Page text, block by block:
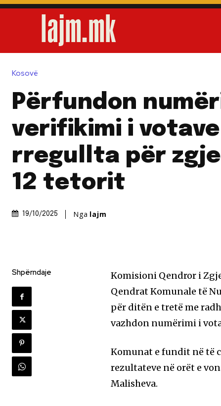
Kosovë
Përfundon
verifikimi i
rregullta për
12 tetorit
19/10/2025 Nga lajm
Shpërndaje
Komisioni Qendror i
Qendrat Komunale të
për ditën e tretë me
vazhdon numërimi i
Komunat e fundit në të
rezultateve në orët e
Malisheva.